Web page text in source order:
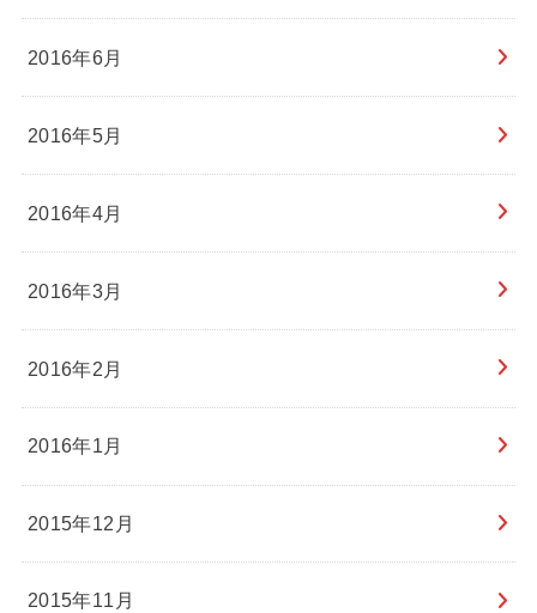
2016年6月
2016年5月
2016年4月
2016年3月
2016年2月
2016年1月
2015年12月
2015年11月